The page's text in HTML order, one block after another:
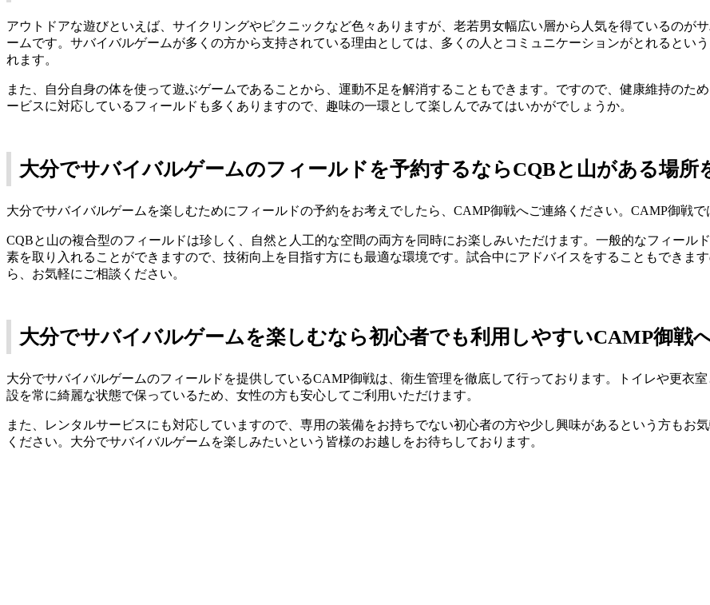
アウトドアな遊びといえば、サイクリングやピクニックなど色々ありますが、老若男女幅広い層から 人気を得ているのが
ームです。サバイバルゲームが多くの方から支持されている理由としては、多くの人とコミュニケーションがとれるとい
れます。
また、自分自身の体を使って遊ぶゲームであることから、運動不足を解消することもできます。ですので、健康維持のた
ービスに対応しているフィールド も多くありますので、趣味の一環として楽しんでみてはいかがでしょうか。
大分でサバイバルゲームのフィールドを予約するならCQBと山がある場所
大分でサバイバルゲームを楽しむためにフィールドの予約をお考えでしたら、CAMP御戦へご連絡ください。CAMP御戦で
CQBと山の複合型のフィールドは珍しく、自然と人工的な空間の両方を同時にお楽しみいただけます。一般的なフィール
素を取り入れることができますので、技術向上を目指す方にも最適な環境です。試合中にアドバイスをすることもできま
ら、お気軽にご相談ください。
大分でサバイバルゲームを楽しむなら初心者でも利用しやすいCAMP御戦
大分でサバイバルゲームのフィールドを提供しているCAMP御戦は、衛生管理を徹底して行っております。トイレや更衣
設を常に綺麗な状態で保っているため、女性の方も安心してご利用いただけます。
また、レンタルサービスにも対応していますので、専用の装備をお持ちでない初心者の方や少し興味があるという方もお
ください。大分でサバイバルゲームを楽しみたいという皆様のお越しをお待ちしております。